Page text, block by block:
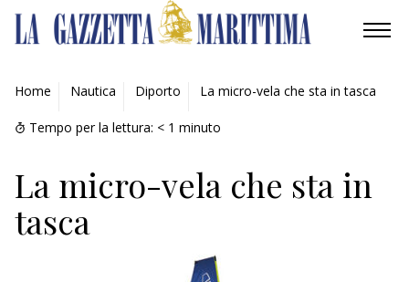
AMBIENTE
MOBILITÀ
INDUSTRIA
RICERCA
Home Nautica Diporto La micro-vela che sta in tasca
Tempo per la lettura: < 1 minuto
La micro-vela che sta in
tasca